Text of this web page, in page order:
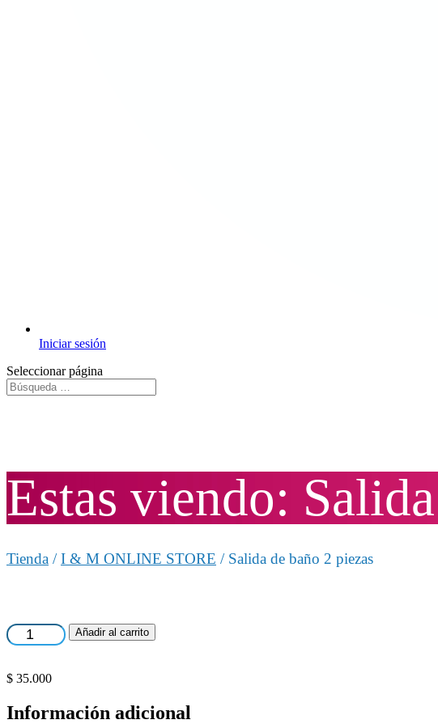
Iniciar sesión
Seleccionar página
Estas viendo:
Tienda /I & M ONLINE STORE / Salida de baño 2 piezas
Salida
de
2
piezas
cantidad
Añadir al carrito
$ 35.000
Información adicional